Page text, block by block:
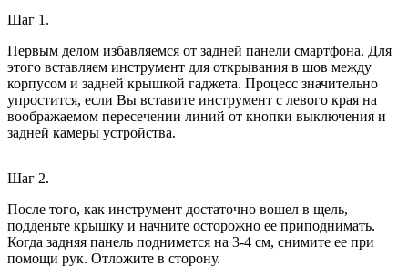
Шаг 1.
Первым делом избавляемся от задней панели смартфона. Для
этого вставляем инструмент для открывания в шов между
корпусом и задней крышкой гаджета. Процесс значительно
упростится, если Вы вставите инструмент с левого края на
воображаемом пересечении линий от кнопки выключения и
задней камеры устройства.
Шаг 2.
После того, как инструмент достаточно вошел в щель,
подденьте крышку и начните осторожно ее приподнимать.
Когда задняя панель поднимется на 3-4 см, снимите ее при
помощи рук. Отложите в сторону.